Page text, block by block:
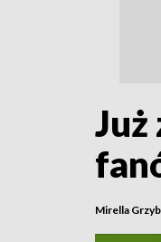
Już
Mirella Grzyb